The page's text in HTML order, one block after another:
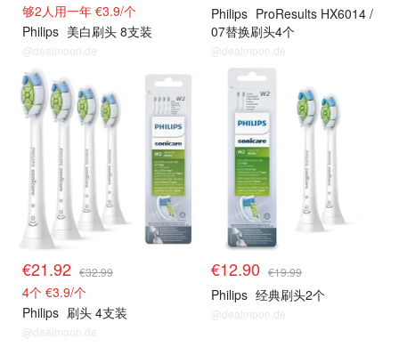
够2人用一年 €3.9/个
Philips 美白刷头 8支装
@dealmoon.de
Philips ProResults HX6014 /
07替换刷头4个
@dealmoon.de
€21.92 €32.99
4个 €3.9/个
Philips 刷头 4支装
@dealmoon.de
€12.90 €19.99
Philips 经典刷头2个
@dealmoon.de